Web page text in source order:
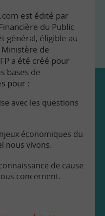
est édité par
du Public
général, éligible au
de
a été créé pour
bases de
pour :
avec les questions
économiques du
nous vivons.
de cause
concernent.